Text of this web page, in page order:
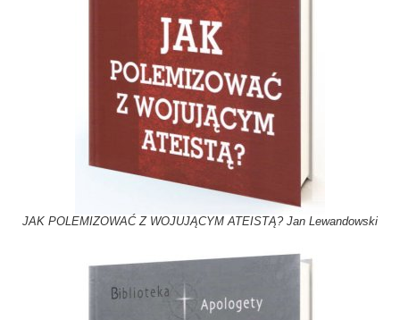
JAK POLEMIZOWAĆ Z WOJUJĄCYM ATEISTĄ? Jan Lewandowski